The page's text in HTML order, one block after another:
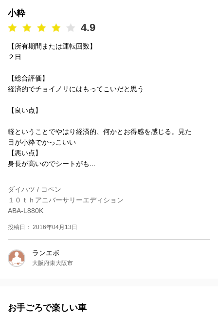
小粋
4.9
【所有期間または運転回数】
２日
【総合評価】
経済的でチョイノリにはもってこいだと思う
【良い点】
軽ということでやはり経済的、何かとお得感を感じる。見た
目が小粋でかっこいい
【悪い点】
身長が高いのでシートがも...
ダイハツ / コペン
１０ｔｈアニバーサリーエディション
ABA-L880K
投稿日： 2016年04月13日
ランエボ
大阪府東大阪市
お手ごろで楽しい車